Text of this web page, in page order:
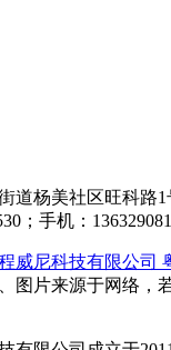
道杨美社区旺科路
；手机：
威尼科技有限公司
图片来源于网络，